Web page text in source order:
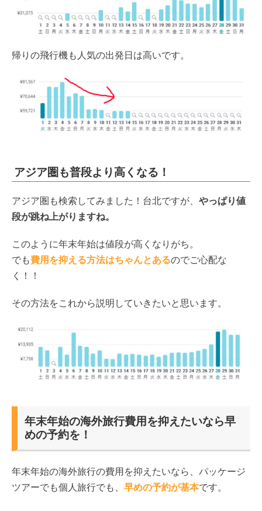
帰りの飛行機も人気の出発日は高いです。
アジア圏も普段より高くなる！
アジア圏も検索してみました！台北ですが、 やっぱり値
段が跳ね上がりますね。
このように年末年始は値段が高くなりがち。
でも費用を抑える方法はちゃんとあるのでご心配な
く！！
その方法をこれから説明していきたいと思います。
年末年始の海外旅行費用を抑えたいなら早
めの予約を！
年末年始の海外旅行の費用を抑えたいなら、パッケージ
ツアーでも個人旅行でも、 早めの予約が基本です。